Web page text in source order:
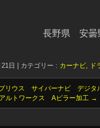
長野県 安曇
日 カテゴリー : カーナビ, ド
リウス サイバーナビ デジタ
ルトワークス Aピラー加工 →